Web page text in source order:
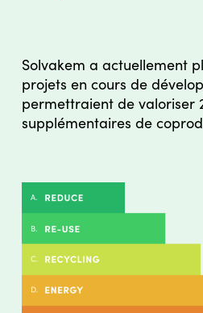
Solvakem a actuellement
projets en cours de
permettraient de valoriser
supplémentaires de